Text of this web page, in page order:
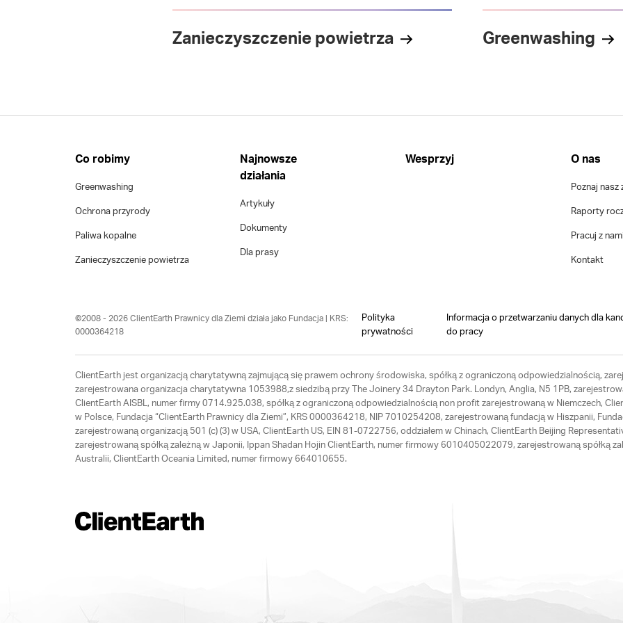
Zanieczyszczenie powietrza Greenwashing
Co robimy
Greenwashing
Ochrona przyrody
Paliwa kopalne
Zanieczyszczenie powietrza
Najnowsze
działania
Artykuły
Dokumenty
Dla prasy
Wesprzyj O nas
Poznaj nasz
Raporty
Pracuj z nami
Kontakt
©2008 - 2026 ClientEarth Prawnicy dla Ziemi działa jako Fundacja | KRS:
0000364218
Polityka
prywatności
Informacja o przetwarzaniu danych dla
do pracy
ClientEarth jest organizacją charytatywną zajmującą się prawem ochrony środowiska, spółką z ograniczoną odpowiedzialnością,
zarejestrowana organizacja charytatywna 1053988,z siedzibą przy The Joinery 34 Drayton Park. Londyn, Anglia, N5 1PB,
ClientEarth AISBL, numer firmy 0714.925.038, spółką z ograniczoną odpowiedzialnością non profit zarejestrowaną w Niemczech,
w Polsce, Fundacja “ClientEarth Prawnicy dla Ziemi”, KRS 0000364218, NIP 7010254208, zarejestrowaną fundacją w Hiszpanii,
zarejestrowaną organizacją 501 (c) (3) w USA, ClientEarth US, EIN 81-0722756, oddziałem w Chinach, ClientEarth Beijing
zarejestrowaną spółką zależną w Japonii, Ippan Shadan Hojin ClientEarth, numer firmowy 6010405022079, zarejestrowaną spółką
Australii, ClientEarth Oceania Limited, numer firmowy 664010655.